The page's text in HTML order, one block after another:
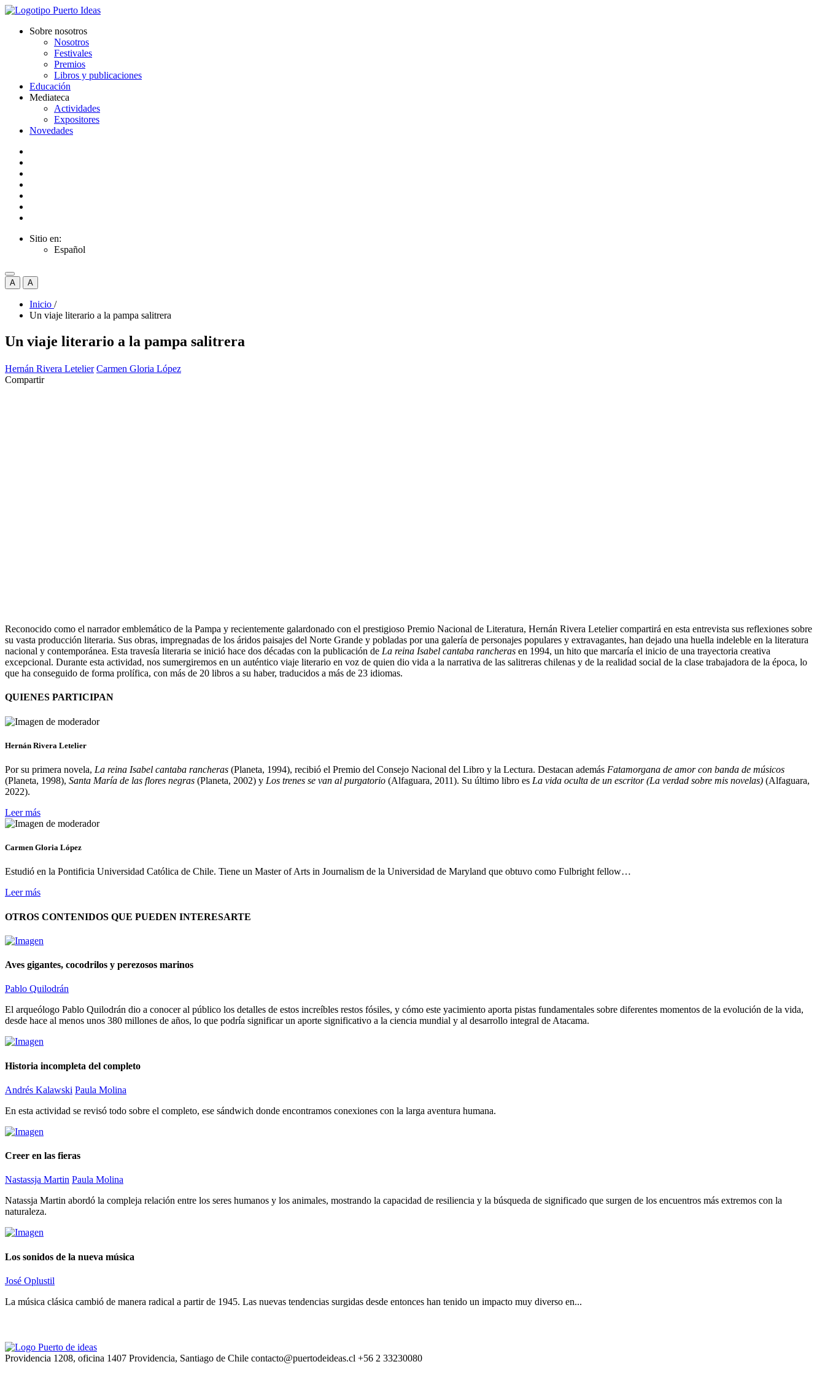
Sobre nosotros
Nosotros
Festivales
Premios
Libros y publicaciones
Educación
Mediateca
Actividades
Expositores
Novedades
Sitio en:
Español
A A
Inicio /
Un viaje literario a la pampa salitrera
Un viaje literario a la pampa salitrera
Hernán Rivera Letelier Carmen Gloria López
Compartir
Reconocido como el narrador emblemático de la Pampa y recientemente galardonado con el prestigioso Premio Nacional de Literatura, Hernán Rivera Letelier compartirá en esta entrevista sus reflexiones sobre
su vasta producción literaria. Sus obras, impregnadas de los áridos paisajes del Norte Grande y pobladas por una galería de personajes populares y extravagantes, han dejado una huella indeleble en la literatura
nacional y contemporánea. Esta travesía literaria se inició hace dos décadas con la publicación de La reina Isabel cantaba rancheras en 1994, un hito que marcaría el inicio de una trayectoria creativa
excepcional. Durante esta actividad, nos sumergiremos en un auténtico viaje literario en voz de quien dio vida a la narrativa de las salitreras chilenas y de la realidad social de la clase trabajadora de la época, lo
que ha conseguido de forma prolífica, con más de 20 libros a su haber, traducidos a más de 23 idiomas.
QUIENES PARTICIPAN
Hernán Rivera Letelier
Por su primera novela, La reina Isabel cantaba rancheras (Planeta, 1994), recibió el Premio del Consejo Nacional del Libro y la Lectura. Destacan además Fatamorgana de amor con banda de músicos
(Planeta, 1998), Santa María de las flores negras (Planeta, 2002) y Los trenes se van al purgatorio (Alfaguara, 2011). Su último libro es La vida oculta de un escritor (La verdad sobre mis novelas) (Alfaguara,
2022).
Leer más
Carmen Gloria López
Estudió en la Pontificia Universidad Católica de Chile. Tiene un Master of Arts in Journalism de la Universidad de Maryland que obtuvo como Fulbright fellow…
Leer más
OTROS CONTENIDOS QUE PUEDEN INTERESARTE
Aves gigantes, cocodrilos y perezosos marinos
Pablo Quilodrán
El arqueólogo Pablo Quilodrán dio a conocer al público los detalles de estos increíbles restos fósiles, y cómo este yacimiento aporta pistas fundamentales sobre diferentes momentos de la evolución de la vida,
desde hace al menos unos 380 millones de años, lo que podría significar un aporte significativo a la ciencia mundial y al desarrollo integral de Atacama.
Historia incompleta del completo
Andrés Kalawski Paula Molina
En esta actividad se revisó todo sobre el completo, ese sándwich donde encontramos conexiones con la larga aventura humana.
Creer en las fieras
Nastassja Martin Paula Molina
Natassja Martin abordó la compleja relación entre los seres humanos y los animales, mostrando la capacidad de resiliencia y la búsqueda de significado que surgen de los encuentros más extremos con la
naturaleza.
Los sonidos de la nueva música
José Oplustil
La música clásica cambió de manera radical a partir de 1945. Las nuevas tendencias surgidas desde entonces han tenido un impacto muy diverso en...
Providencia 1208, oficina 1407 Providencia, Santiago de Chile contacto@puertodeideas.cl +56 2 33230080